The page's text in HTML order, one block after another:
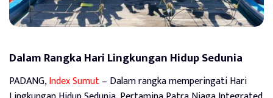
Dalam Rangka Hari Lingkungan Hidup Sedunia
PADANG,Index Sumut– Dalam rangka memperingati Hari